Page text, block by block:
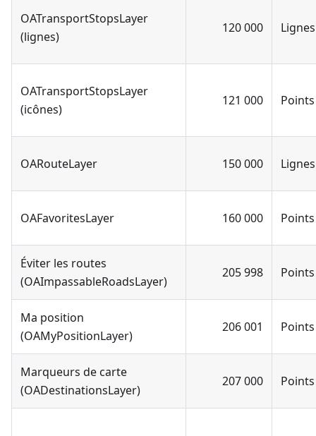
OATransportStopsLayer
(lignes)
120 000 Lignes
OATransportStopsLayer
(icônes)
121 000 Points
OARouteLayer 150 000 Lignes
OAFavoritesLayer 160 000 Points
Éviter les routes
(OAImpassableRoadsLayer)
205 998 Points
Ma position
(OAMyPositionLayer)
206 001 Points
Marqueurs de carte
(OADestinationsLayer)
207 000 Points